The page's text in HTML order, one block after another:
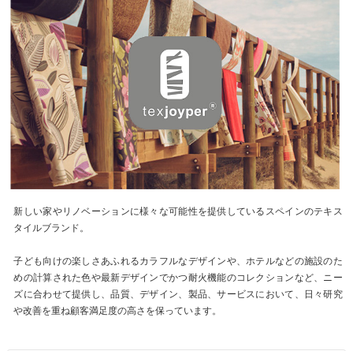
新しい家やリノベーションに様々な可能性を提供しているスペインのテキス
タイルブランド。
子ども向けの楽しさあふれるカラフルなデザインや、ホテルなどの施設のた
めの計算された色や最新デザインでかつ耐火機能のコレクションなど、ニー
ズに合わせて提供し、品質、デザイン、製品、サービスにおいて、日々研究
や改善を重ね顧客満足度の高さを保っています。